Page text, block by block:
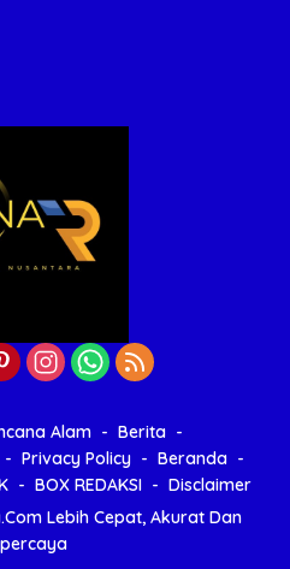
Alam
Berita
Privacy Policy
Beranda
BOX REDAKSI
Disclaimer
Lebih Cepat, Akurat Dan